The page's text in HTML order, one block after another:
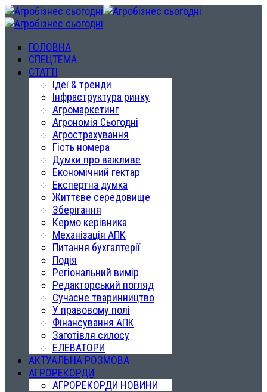
ГОЛОВНА
СПЕЦТЕМА
СТАТТІ
Ідеї & тренди
Інфраструктура ринку
Агромаркетинг
Агрономія Сьогодні
Агрострахування
Гість номера
Думки про важливе
Економічний гектар
Експертна думка
Життєве середовище
Зберігання
Кермо керівника
Механізація АПК
Питання бухгалтерії
Подія
Регіональний вимір
Редакторський погляд
Сучасне тваринництво
У правовому полі
Фінансування АПК
Заготівля силосу
ЕЛЕВАТОРИ
АКТУАЛЬНА РОЗМОВА
АГРОРЕКОРДИ
АГРОРЕКОРДИ НОВИНИ